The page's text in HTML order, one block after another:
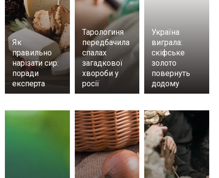
Як
правильно
нарізати сир:
поради
експерта
Тарологиня
передбачила
спалах
загадкової
хвороби у
росії
Україна
виграла:
скіфське
золото
повернуть
додому